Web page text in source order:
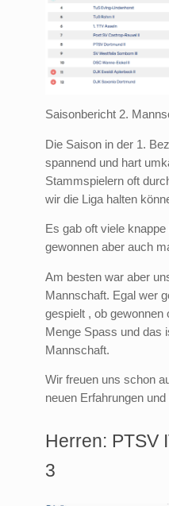
Saisonbericht 2.
Die Saison in der 1.
spannend und hart
Stammspielern oft
wir die Liga halten
Es gab oft viele
gewonnen aber auch
Am besten war aber
Mannschaft. Egal wer
gespielt , ob gewonnen
Menge Spass und das
Mannschaft.
Wir freuen uns schon
neuen Erfahrungen
Herren: PTSV
3